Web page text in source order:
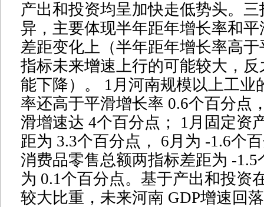
产出和投资均呈加快走低势头。
异，主要体现半年距年增长率和
差距变化上（半年距年增长率高
指标未来增速上行的可能较大，
能下降）。 1月河南规模以上工业
率还高于平滑增长率 0.6个百分点
滑增速达 4个百分点； 1月固定资
距为 3.3个百分点， 6月为 -1.6个
消费品零售总额两指标差距为 -1.5
为 0.1个百分点。基于产出和投资
较大比重，未来河南 GDP增速回